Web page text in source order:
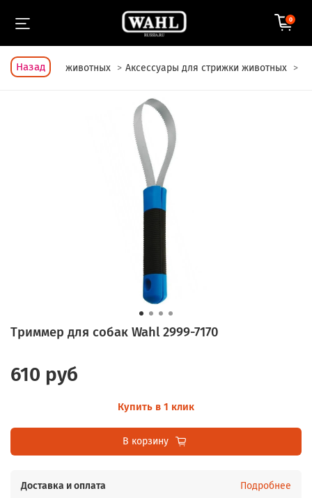
0
Назад
Для стрижки животных Аксессуары для стрижки животных
Триммер для собак Wahl 2999-7170
610 руб
Купить в 1 клик
В корзину
Доставка и оплата
Подробнее